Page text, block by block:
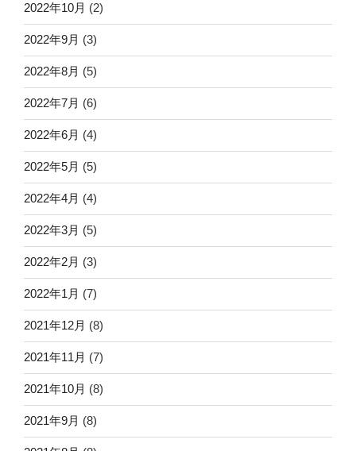
2022年10月 (2)
2022年9月 (3)
2022年8月 (5)
2022年7月 (6)
2022年6月 (4)
2022年5月 (5)
2022年4月 (4)
2022年3月 (5)
2022年2月 (3)
2022年1月 (7)
2021年12月 (8)
2021年11月 (7)
2021年10月 (8)
2021年9月 (8)